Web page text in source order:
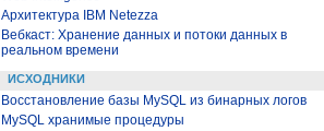
Архитектура IBM Netezza
Вебкаст: Хранение данных и потоки данных в
реальном времени
ИСХОДНИКИ
Восстановление базы MySQL из бинарных логов
MySQL хранимые процедуры